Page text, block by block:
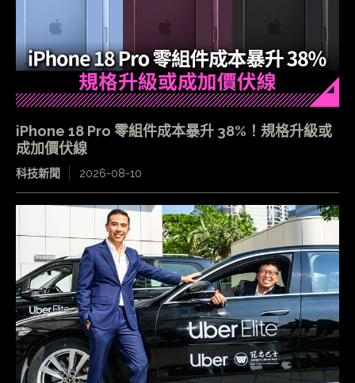
iPhone 18 Pro 零組件成本暴升 38%！規格升級或
成加價伏線
科技新聞 2026-08-10